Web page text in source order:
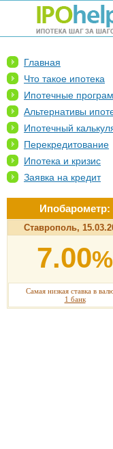
Главная
Что такое ипотека
Ипотечные
Альтернативы
Ипотечный
Перекредитование
Ипотека и кризис
Заявка на кредит
Ипобарометр:
Ставрополь,
7.00%
Самая низкая ставка в
1 банк